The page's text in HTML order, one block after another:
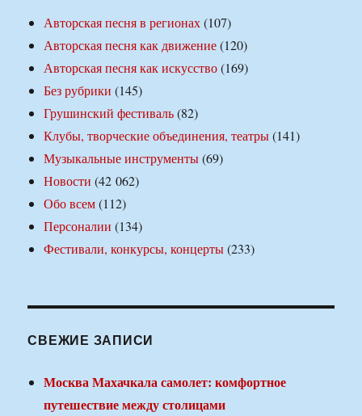
Авторская песня в регионах(107)
Авторская песня как движение(120)
Авторская песня как искусство(169)
Без рубрики (145)
Грушинский фестиваль(82)
Клубы, творческие объединения, театры(141)
Музыкальные инструменты(69)
Новости (42 062)
Обо всем(112)
Персоналии (134)
Фестивали, конкурсы, концерты(233)
СВЕЖИЕ ЗАПИСИ
Москва Махачкала самолет: комфортное
путешествие между столицами